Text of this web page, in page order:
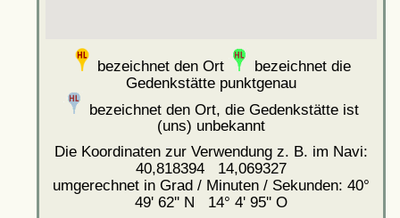
bezeichnet den Ort
bezeichnet die
Gedenkstätte punktgenau
bezeichnet den Ort, die Gedenkstätte ist
(uns) unbekannt
Die Koordinaten zur Verwendung z. B. im Navi:
40,818394 14,069327
umgerechnet in Grad / Minuten / Sekunden: 40°
49' 62'' N 14° 4' 95'' O